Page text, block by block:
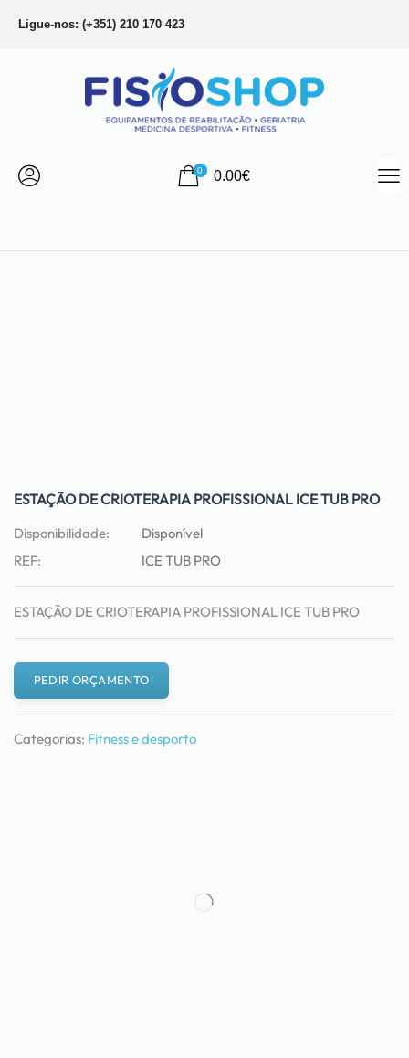
Ligue-nos: (+351) 210 170 423
0 0.00€
ESTAÇÃO DE CRIOTERAPIA PROFISSIONAL ICE TUB PRO
Disponibilidade:
Disponível
REF:
ICE TUB PRO
ESTAÇÃO DE CRIOTERAPIA PROFISSIONAL ICE TUB PRO
PEDIR ORÇAMENTO
Categorias: Fitness e desporto